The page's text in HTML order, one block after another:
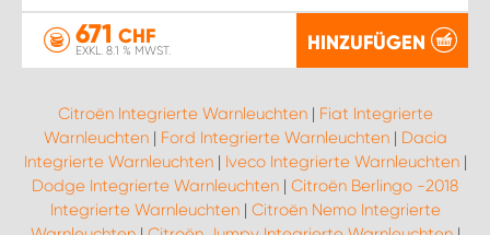
671 CHF
EXKL. 8.1 % MWST. HINZUFÜGEN
Citroën Integrierte Warnleuchten| Fiat Integrierte
Warnleuchten| Ford Integrierte Warnleuchten| Dacia
Integrierte Warnleuchten| Iveco Integrierte Warnleuchten|
Dodge Integrierte Warnleuchten | Citroën Berlingo -2018
Integrierte Warnleuchten| Citroën Nemo Integrierte